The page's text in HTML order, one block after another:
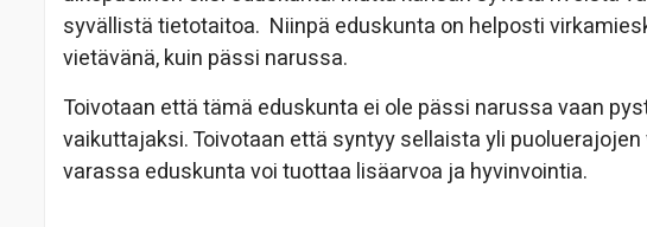
syvällistä tietotaitoa. Niinpä eduskunta on helposti
vietävänä, kuin pässi narussa.
Toivotaan että tämä eduskunta ei ole pässi narussa vaan
vaikuttajaksi. Toivotaan että syntyy sellaista yli
varassa eduskunta voi tuottaa lisäarvoa ja hyvinvointia.